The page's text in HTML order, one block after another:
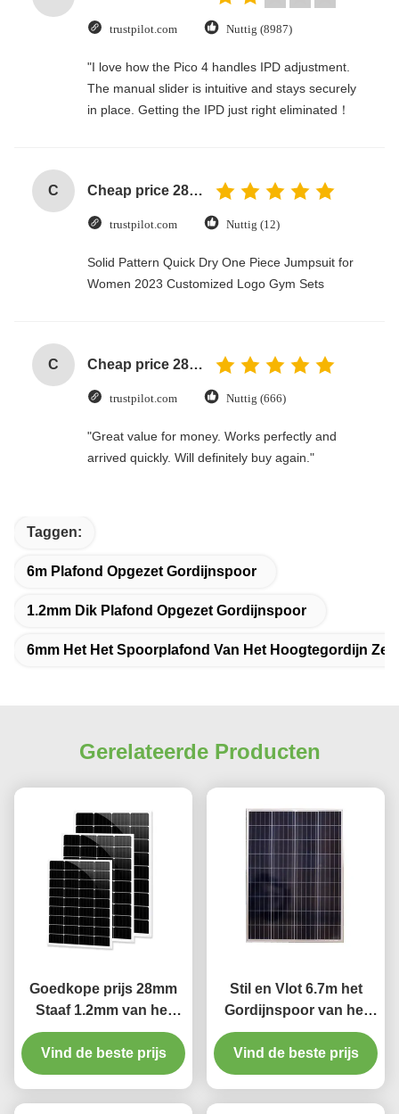
trustpilot.com Nuttig (8987)
"I love how the Pico 4 handles IPD adjustment.
The manual slider is intuitive and stays securely
in place. Getting the IPD just right eliminated！
C Cheap price 28mm Aluminium Curtain Rod 1.2mm thickness with plastic final
trustpilot.com Nuttig (12)
Solid Pattern Quick Dry One Piece Jumpsuit for
Women 2023 Customized Logo Gym Sets
C Cheap price 28mm Aluminium Curtain Rod 1.2mm thickness with plastic final
trustpilot.com Nuttig (666)
"Great value for money. Works perfectly and
arrived quickly. Will definitely buy again."
Taggen:
6m Plafond Opgezet Gordijnspoor
1.2mm Dik Plafond Opgezet Gordijnspoor
6mm Het Het Spoorplafond Van Het Hoogtegordijn Zet
Gerelateerde Producten
Goedkope prijs 28mm
Staaf 1.2mm van het
Aluminiumgordijn dikte
met plastic def.
Vind de beste prijs
Stil en Vlot 6.7m het
Gordijnspoor van het
Lengtealuminium
Vind de beste prijs